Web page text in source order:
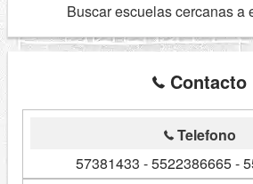
Buscar escuelas cercanas a
Contacto
Telefono
57381433 - 5522386665 -